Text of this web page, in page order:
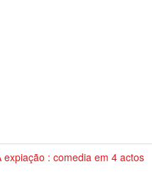
expiação : comedia em 4 actos